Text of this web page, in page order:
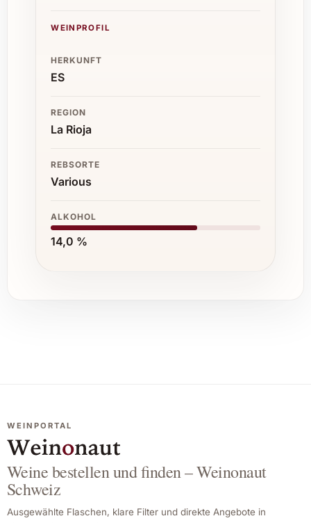
WEINPROFIL
HERKUNFT
ES
REGION
La Rioja
REBSORTE
Various
ALKOHOL
14,0 %
WEINPORTAL
Weine bestellen und finden – Weinonaut
Schweiz
Ausgewählte Flaschen, klare Filter und direkte Angebote in